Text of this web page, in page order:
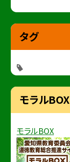
タグ
モラルBOX
モラルBOX